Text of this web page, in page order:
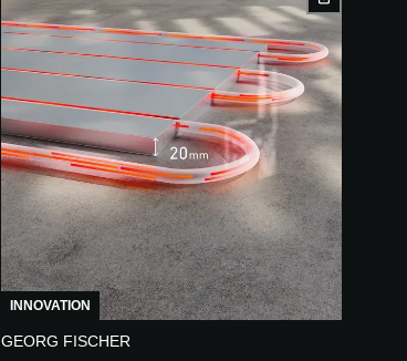
INNOVATION
GEORG FISCHER